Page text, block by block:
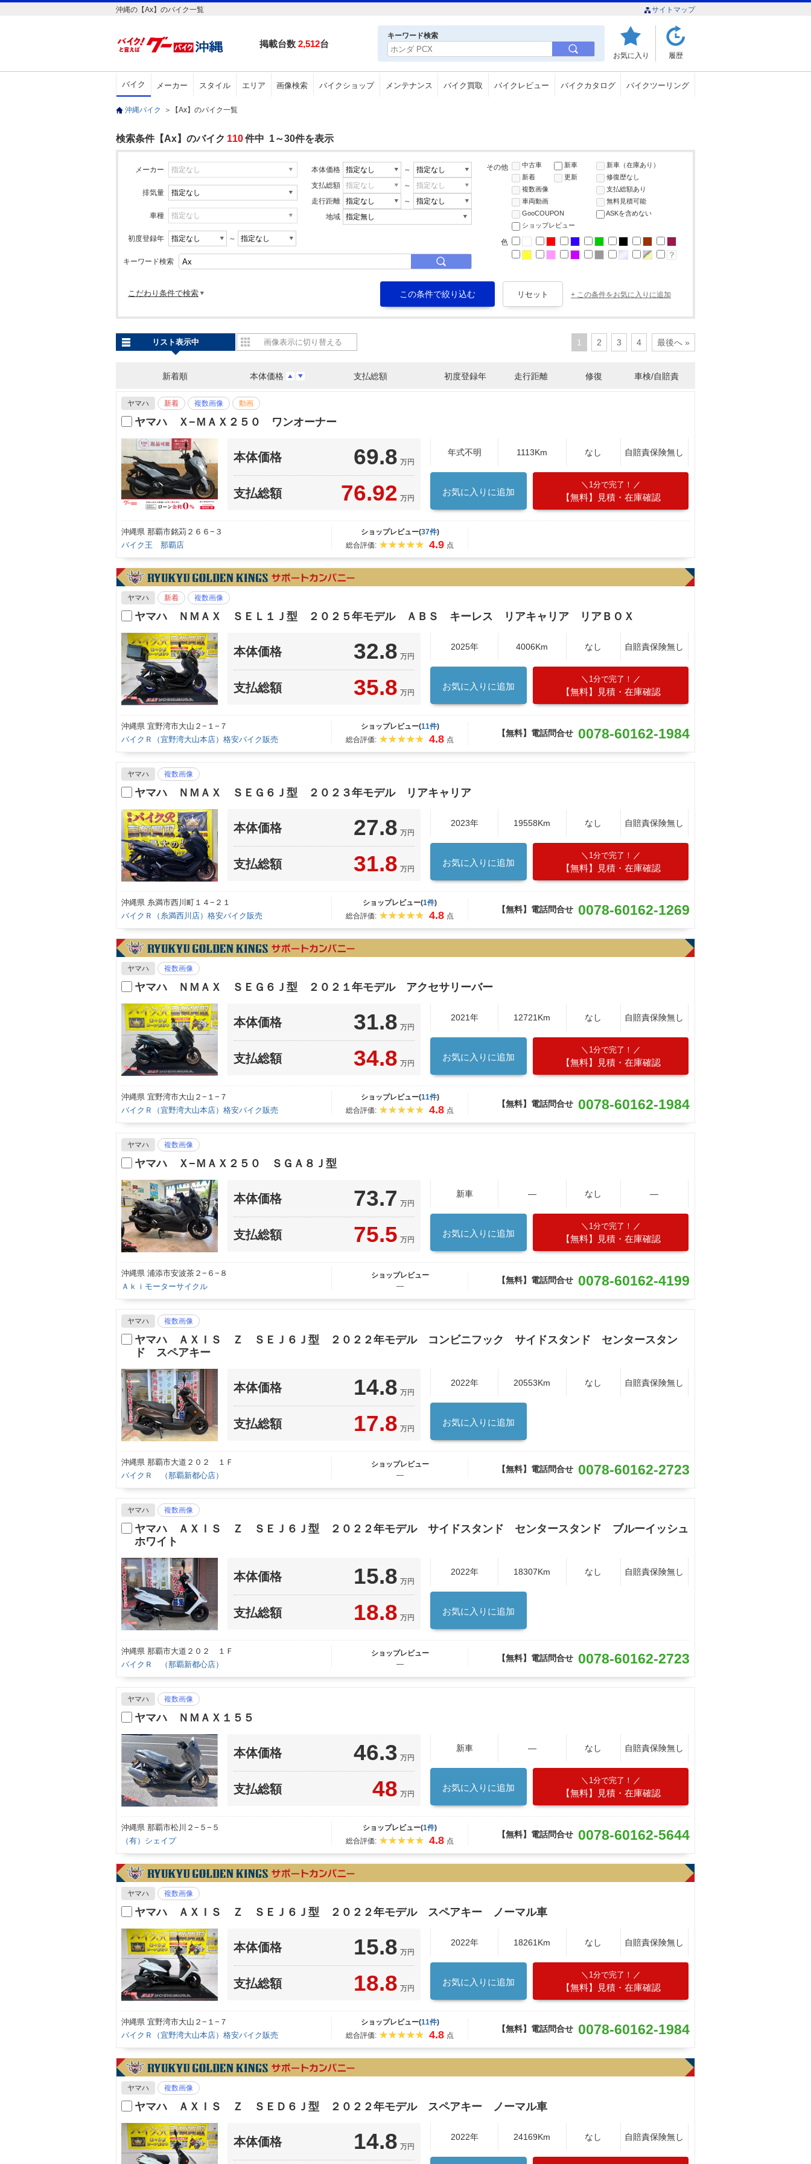
沖縄の【Ax】のバイク一覧 サイトマップ
掲載台数 2,512台
キーワード検索
お気に入り 履歴
バイク メーカー スタイル エリア 画像検索 バイクショップ メンテナンス バイク買取 バイクレビュー バイクカタログ バイクツーリング
沖縄バイク ＞ 【Ax】のバイク一覧
検索条件【Ax】のバイク 110件中 1～30件を表示
キーワード検索
メーカー
排気量
車種
初度登録年 ～
本体価格
～
支払総額
～
走行距離
～
地域
その他 中古車 新車
新車（在庫あり）
新着
更新
修復歴なし
複数画像
支払総額あり
車両動画
無料見積可能
GooCOUPON
ASKを含めない
ショップレビュー
色
こだわり条件で検索 + この条件をお気に入りに追加
1 2 3 4 最後へ »
新着順 本体価格 支払総額 初度登録年 走行距離 修復 車検/自賠責
リスト表示中 画像表示に切り替える
ヤマハ 新着 複数画像 動画
ヤマハ Ｘ−ＭＡＸ２５０ ワンオーナー
本体価格 69.8 万円
支払総額 76.92 万円
年式不明 1113Km なし 自賠責保険無し
お気に入りに追加
1分で完了！
【無料】見積・在庫確認
沖縄県 那覇市銘苅２６６−３
バイク王 那覇店
ショップレビュー(37件)
総合評価:
4.9 点
ヤマハ 新着 複数画像
ヤマハ ＮＭＡＸ ＳＥＬ１Ｊ型 ２０２５年モデル ＡＢＳ キーレス リアキャリア リアＢＯＸ
本体価格 32.8 万円
支払総額 35.8 万円
2025年 4006Km なし 自賠責保険無し
お気に入りに追加
1分で完了！
【無料】見積・在庫確認
沖縄県 宜野湾市大山２−１−７
バイクＲ（宜野湾大山本店）格安バイク販売
ショップレビュー(11件)
総合評価:
4.8 点
【無料】電話問合せ 0078-60162-1984
ヤマハ 複数画像
ヤマハ ＮＭＡＸ ＳＥＧ６Ｊ型 ２０２３年モデル リアキャリア
本体価格 27.8 万円
支払総額 31.8 万円
2023年 19558Km なし 自賠責保険無し
お気に入りに追加
1分で完了！
【無料】見積・在庫確認
沖縄県 糸満市西川町１４−２１
バイクＲ（糸満西川店）格安バイク販売
ショップレビュー(1件)
総合評価:
4.8 点
【無料】電話問合せ 0078-60162-1269
ヤマハ 複数画像
ヤマハ ＮＭＡＸ ＳＥＧ６Ｊ型 ２０２１年モデル アクセサリーバー
本体価格 31.8 万円
支払総額 34.8 万円
2021年 12721Km なし 自賠責保険無し
お気に入りに追加
1分で完了！
【無料】見積・在庫確認
沖縄県 宜野湾市大山２−１−７
バイクＲ（宜野湾大山本店）格安バイク販売
ショップレビュー(11件)
総合評価:
4.8 点
【無料】電話問合せ 0078-60162-1984
ヤマハ 複数画像
ヤマハ Ｘ−ＭＡＸ２５０ ＳＧＡ８Ｊ型
本体価格 73.7 万円
支払総額 75.5 万円
新車 — なし ―
お気に入りに追加
1分で完了！
【無料】見積・在庫確認
沖縄県 浦添市安波茶２−６−８
Ａｋｉモーターサイクル
ショップレビュー
―
【無料】電話問合せ 0078-60162-4199
ヤマハ 複数画像
ヤマハ ＡＸＩＳ Ｚ ＳＥＪ６Ｊ型 ２０２２年モデル コンビニフック サイドスタンド センタースタン
ド スペアキー
本体価格 14.8 万円
支払総額 17.8 万円
2022年 20553Km なし 自賠責保険無し
お気に入りに追加
沖縄県 那覇市大道２０２ １Ｆ
バイクＲ （那覇新都心店）
ショップレビュー
―
【無料】電話問合せ 0078-60162-2723
ヤマハ 複数画像
ヤマハ ＡＸＩＳ Ｚ ＳＥＪ６Ｊ型 ２０２２年モデル サイドスタンド センタースタンド ブルーイッシュ
ホワイト
本体価格 15.8 万円
支払総額 18.8 万円
2022年 18307Km なし 自賠責保険無し
お気に入りに追加
沖縄県 那覇市大道２０２ １Ｆ
バイクＲ （那覇新都心店）
ショップレビュー
―
【無料】電話問合せ 0078-60162-2723
ヤマハ 複数画像
ヤマハ ＮＭＡＸ１５５
本体価格 46.3 万円
支払総額 48 万円
新車 — なし 自賠責保険無し
お気に入りに追加
1分で完了！
【無料】見積・在庫確認
沖縄県 那覇市松川２−５−５
（有）シェイプ
ショップレビュー(1件)
総合評価:
4.8 点
【無料】電話問合せ 0078-60162-5644
ヤマハ 複数画像
ヤマハ ＡＸＩＳ Ｚ ＳＥＪ６Ｊ型 ２０２２年モデル スペアキー ノーマル車
本体価格 15.8 万円
支払総額 18.8 万円
2022年 18261Km なし 自賠責保険無し
お気に入りに追加
1分で完了！
【無料】見積・在庫確認
沖縄県 宜野湾市大山２−１−７
バイクＲ（宜野湾大山本店）格安バイク販売
ショップレビュー(11件)
総合評価:
4.8 点
【無料】電話問合せ 0078-60162-1984
ヤマハ 複数画像
ヤマハ ＡＸＩＳ Ｚ ＳＥＤ６Ｊ型 ２０２２年モデル スペアキー ノーマル車
本体価格 14.8 万円
2022年 24169Km なし 自賠責保険無し